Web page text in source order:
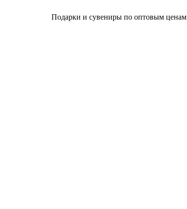
Подарки и сувениры по оптовым ценам